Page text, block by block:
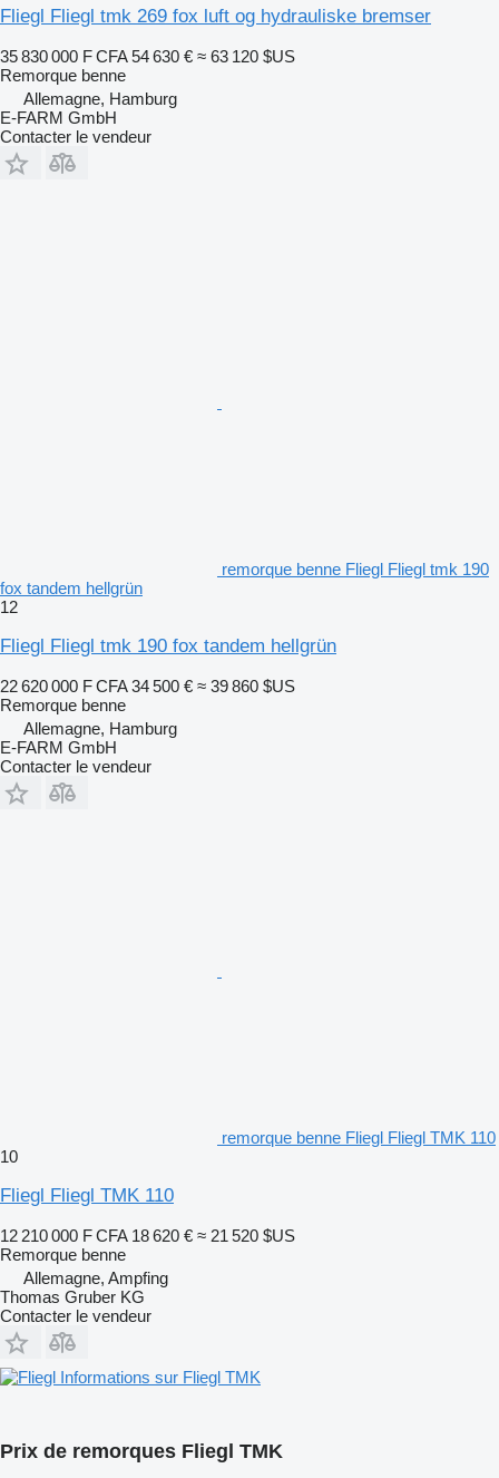
Fliegl Fliegl tmk 269 fox luft og hydrauliske bremser
35 830 000 F CFA 54 630 € ≈ 63 120 $US
Remorque benne
Allemagne, Hamburg
E-FARM GmbH
Contacter le vendeur
remorque benne Fliegl Fliegl tmk 190
fox tandem hellgrün
12
Fliegl Fliegl tmk 190 fox tandem hellgrün
22 620 000 F CFA 34 500 € ≈ 39 860 $US
Remorque benne
Allemagne, Hamburg
E-FARM GmbH
Contacter le vendeur
remorque benne Fliegl Fliegl TMK 110
10
Fliegl Fliegl TMK 110
12 210 000 F CFA 18 620 € ≈ 21 520 $US
Remorque benne
Allemagne, Ampfing
Thomas Gruber KG
Contacter le vendeur
Informations sur Fliegl TMK
Prix de remorques Fliegl TMK